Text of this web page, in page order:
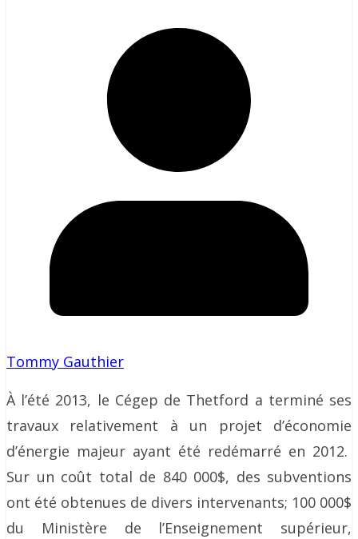
Tommy Gauthier
À l’été 2013, le Cégep de Thetford a terminé ses
travaux relativement à un projet d’économie
d’énergie majeur ayant été redémarré en 2012.
Sur un coût total de 840 000$, des subventions
ont été obtenues de divers intervenants; 100 000$
du Ministère de l’Enseignement supérieur,